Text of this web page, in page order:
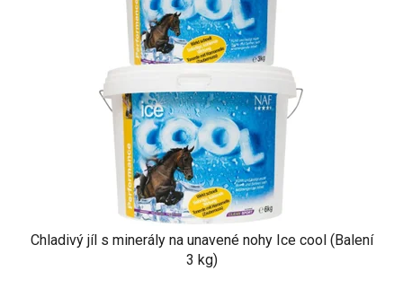
Chladivý jíl s minerály na unavené nohy Ice cool (Balení
3 kg)